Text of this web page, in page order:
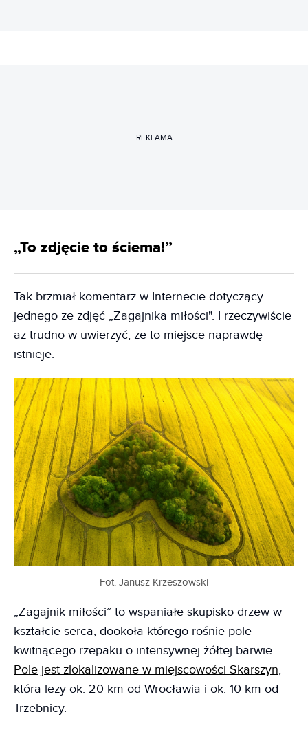
REKLAMA
„To zdjęcie to ściema!”
Tak brzmiał komentarz w Internecie dotyczący
jednego ze zdjęć „Zagajnika miłości". I rzeczywiście
aż trudno w uwierzyć, że to miejsce naprawdę
istnieje.
Fot. Janusz Krzeszowski
„Zagajnik miłości” to wspaniałe skupisko drzew w
kształcie serca, dookoła którego rośnie pole
kwitnącego rzepaku o intensywnej żółtej barwie.
Pole jest zlokalizowane w miejscowości Skarszyn,
która leży ok. 20 km od Wrocławia i ok. 10 km od
Trzebnicy.